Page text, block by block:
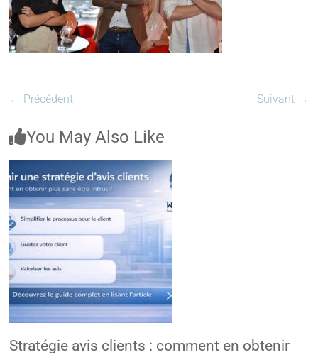
← Précédent Suivant →
You May Also Like
Stratégie avis clients : comment en obtenir